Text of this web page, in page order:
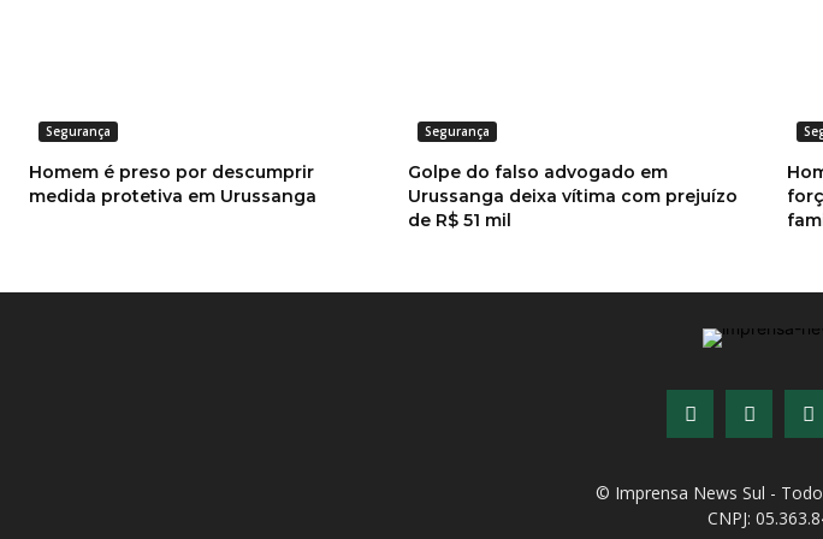
Segurança
Homem é preso por descumprir
medida protetiva em Urussanga
Segurança
Golpe do falso advogado em
Urussanga deixa vítima com prejuízo
de R$ 51 mil
© Imprensa News Sul -
CNPJ: